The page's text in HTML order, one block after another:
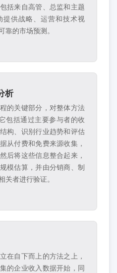
括来自高管、总监和主题
提供战略、运营和技术视
靠的市场预测。
析
的关键部分，对整体方法
包括通过主要参与者的收
构、识别行业趋势和评估
从付费和免费来源收集，
后将这些信息整合起来，
模估算，并由分销商、制
关者进行验证。
在自下而上的方法之上，
的企业收入数据开始，同